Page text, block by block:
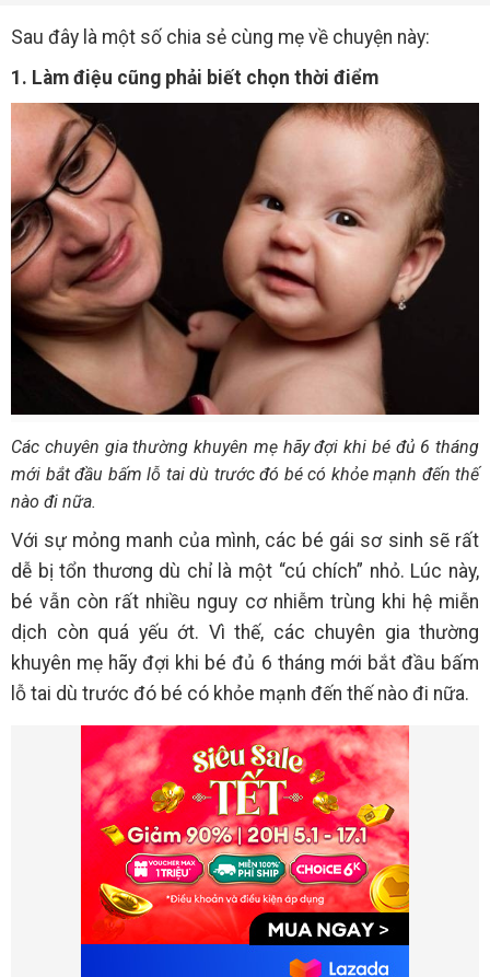
Sau đây là một số chia sẻ cùng mẹ về chuyện này:
1. Làm điệu cũng phải biết chọn thời điểm
Các chuyên gia thường khuyên mẹ hãy đợi khi bé đủ 6 tháng
mới bắt đầu bấm lỗ tai dù trước đó bé có khỏe mạnh đến thế
nào đi nữa.
Với sự mỏng manh của mình, các bé gái sơ sinh sẽ rất
dễ bị tổn thương dù chỉ là một “cú chích” nhỏ. Lúc này,
bé vẫn còn rất nhiều nguy cơ nhiễm trùng khi hệ miễn
dịch còn quá yếu ớt. Vì thế, các chuyên gia thường
khuyên mẹ hãy đợi khi bé đủ 6 tháng mới bắt đầu bấm
lỗ tai dù trước đó bé có khỏe mạnh đến thế nào đi nữa.